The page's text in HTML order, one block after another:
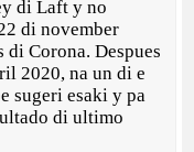
di Laft y no
di november
Corona. Despues
2020, na un di e
sugeri esaki y pa
di ultimo